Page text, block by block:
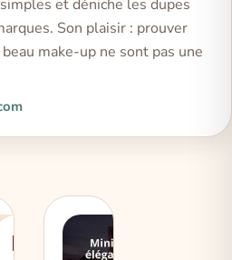
et déniche les dupes
Son plaisir : prouver
make-up ne sont pas une
D